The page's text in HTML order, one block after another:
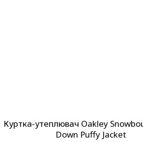
Куртка-утеплювач Oakley
Down Puffy Jacket